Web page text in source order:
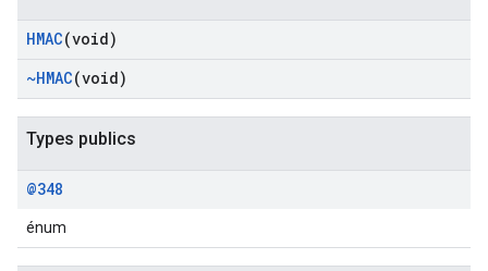
HMAC(void)
~HMAC(void)
Types publics
@348
énum